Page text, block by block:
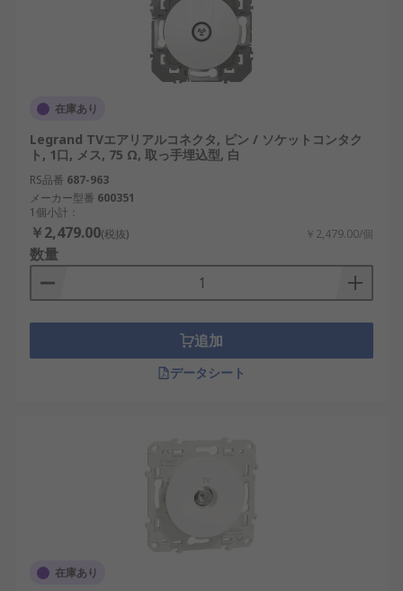
在庫あり
Legrand TVエアリアルコネクタ, ピン / ソケットコンタク
ト, 1口, メス, 75 Ω, 取っ手埋込型, 白
RS品番 687-963
メーカー型番 600351
1個小計：
￥2,479.00(税抜) ￥2,479.00/個
数量
追加
データシート
在庫あり